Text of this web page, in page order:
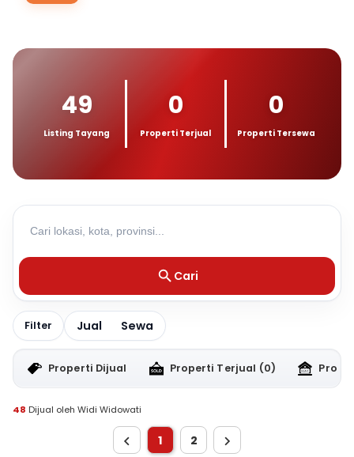
49
Listing Tayang
0
Properti Terjual
0
Properti Tersewa
Cari
Filter Jual Sewa
Properti Dijual Properti Terjual (0)
48 Dijual oleh Widi Widowati
1 2